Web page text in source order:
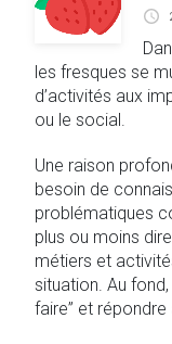
les fresques se
d’activités aux
ou le social.
Une raison
besoin de
problématiques
plus ou moins
métiers et
situation. Au fond,
faire” et répondre